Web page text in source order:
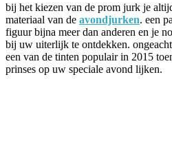
bij het kiezen van de prom jurk je
materiaal van de avondjurken. een
figuur bijna meer dan anderen en je
bij uw uiterlijk te ontdekken.
een van de tinten populair in 2015
prinses op uw speciale avond lijken.